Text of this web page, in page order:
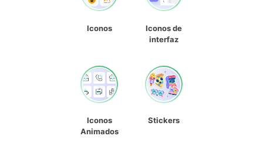
Iconos
Iconos de
interfaz
Iconos
Animados
Stickers